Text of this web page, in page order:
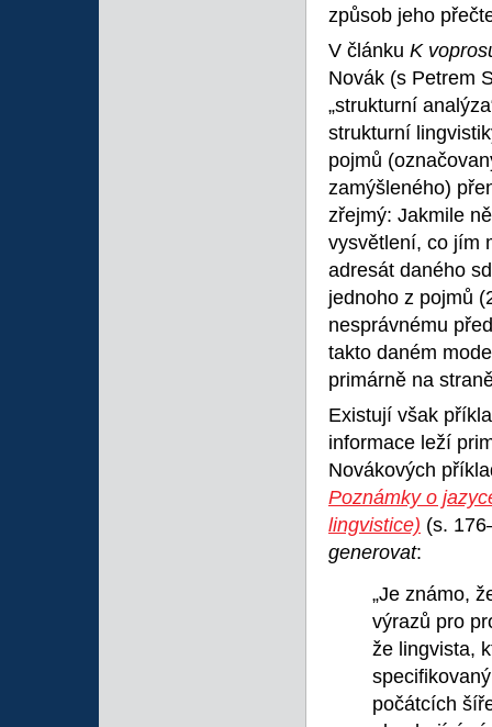
způsob jeho
V článku K
Novák (s Petrem
„strukturní
strukturní
pojmů
zamýšleného)
zřejmý: Jakmile
vysvětlení, co jím
adresát daného
jednoho z pojmů
nesprávnému
takto daném
primárně na
Existují však
informace leží
Novákových
Poznámky o
lingvistice) (s.
generovat:
„Je známo,
výrazů pro
že lingvista,
počátcích